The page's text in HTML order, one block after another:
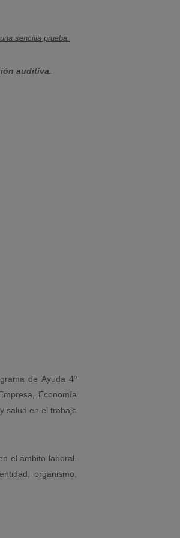
sencilla prueba.
auditiva.
de Ayuda 4º
Economía
salud en el trabajo
el ámbito laboral.
organismo,